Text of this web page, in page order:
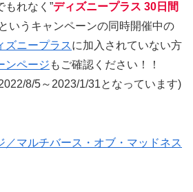
もれなく”ディズニープラス 30日間
いうキャンペーンの同時開催中の
ズニープラスに加入されていない方
ンページ もご確認ください！！
8/5～2023/1/31となっています)
／マルチバース・オブ・マッドネス